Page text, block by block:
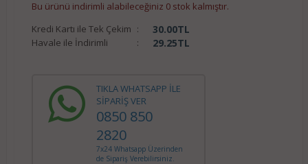
Bu ürünü indirimli alabileceğiniz 0 stok kalmıştır.
Kredi Kartı ile Tek Çekim : 30.00TL
Havale ile İndirimli : 29.25TL
TIKLA WHATSAPP İLE
SİPARİŞ VER
0850 850
2820
7x24 Whatsapp Üzerinden
de Sipariş Verebilirsiniz.